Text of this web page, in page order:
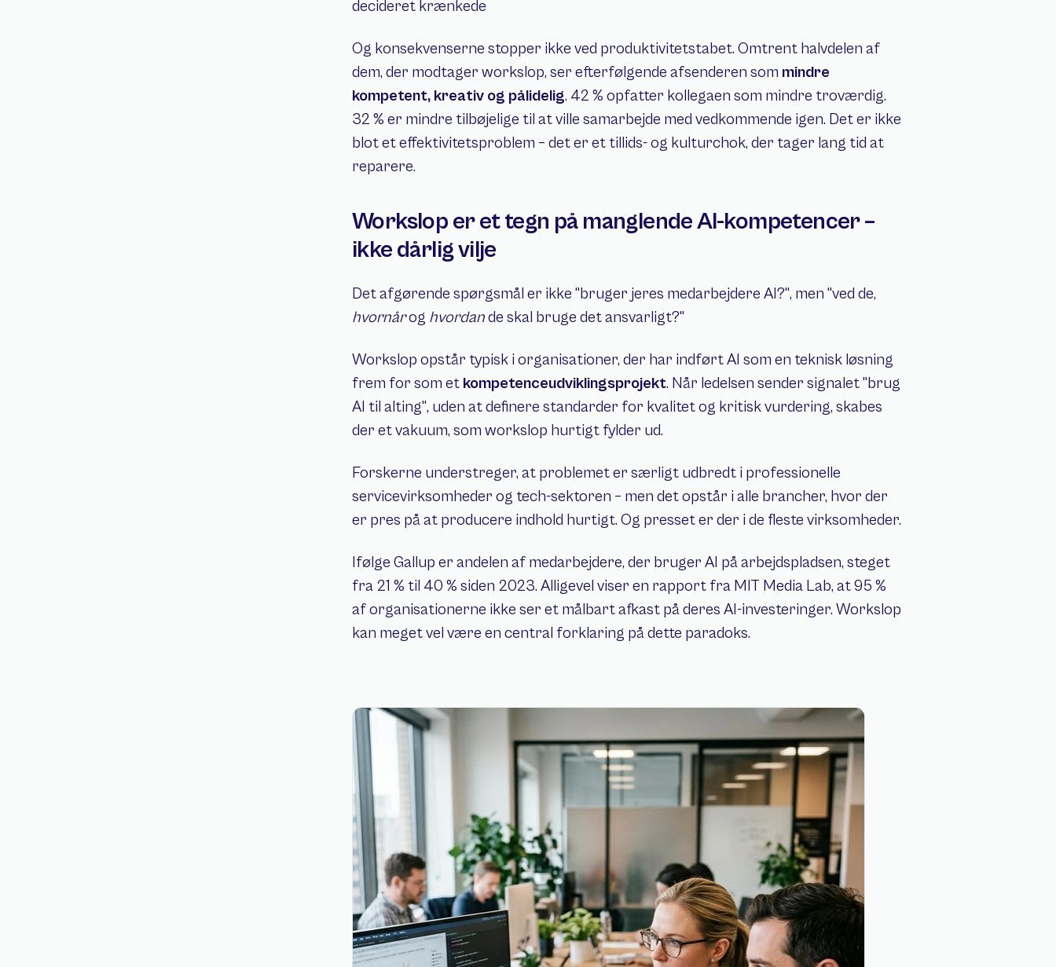
decideret krænkede
Og konsekvenserne stopper ikke ved produktivitetstabet. Omtrent halvdelen af
dem, der modtager workslop, ser efterfølgende afsenderen som mindre
kompetent, kreativ og pålidelig. 42 % opfatter kollegaen som mindre troværdig.
32 % er mindre tilbøjelige til at ville samarbejde med vedkommende igen. Det er ikke
blot et effektivitetsproblem – det er et tillids- og kulturchok, der tager lang tid at
reparere.
Workslop er et tegn på manglende AI-kompetencer –
ikke dårlig vilje
hvornår og hvordan de skal bruge det ansvarligt?"
Workslop opstår typisk i organisationer, der har indført AI som en teknisk løsning
frem for som et kompetenceudviklingsprojekt. Når ledelsen sender signalet "brug
AI til alting", uden at definere standarder for kvalitet og kritisk vurdering, skabes
der et vakuum, som workslop hurtigt fylder ud.
Forskerne understreger, at problemet er særligt udbredt i professionelle
servicevirksomheder og tech-sektoren – men det opstår i alle brancher, hvor der
er pres på at producere indhold hurtigt. Og presset er der i de fleste virksomheder.
Ifølge Gallup er andelen af medarbejdere, der bruger AI på arbejdspladsen, steget
fra 21 % til 40 % siden 2023. Alligevel viser en rapport fra MIT Media Lab, at 95 %
af organisationerne ikke ser et målbart afkast på deres AI-investeringer. Workslop
kan meget vel være en central forklaring på dette paradoks.